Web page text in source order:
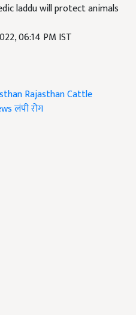
laddu will protect animals
06:14 PM IST
Rajasthan Cattle
लंपी रोग